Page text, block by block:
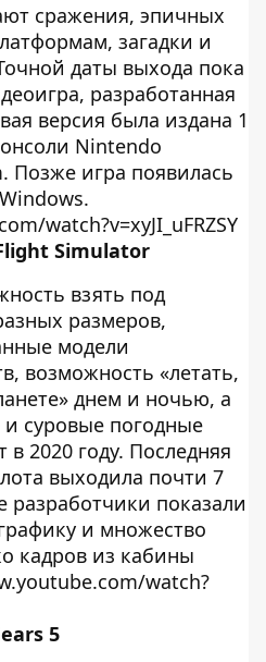
сражения, эпичных
загадки и
даты выхода пока
разработанная
версия была издана 1
Nintendo
Позже игра появилась
watch?v=xyJI_uFRZSY
Simulator
взять под
размеров,
модели
возможность «летать,
днем и ночью, а
суровые погодные
2020 году. Последняя
выходила почти 7
разработчики показали
и множество
кадров из кабины
watch?
5